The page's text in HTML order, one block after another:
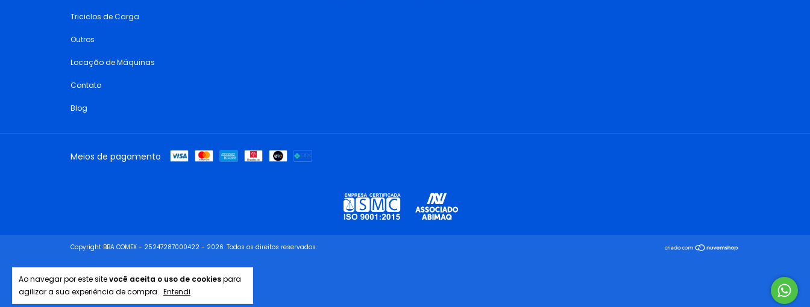
Ao navegar por este sitevocê aceita o uso de cookiespara
agilizar a sua experiência de compra. Entendi
Triciclos de Carga
Outros
Locação de Máquinas
Contato
Blog
Meios de pagamento
Copyright BBA COMEX - 25247287000422 - 2026. Todos os direitos reservados.